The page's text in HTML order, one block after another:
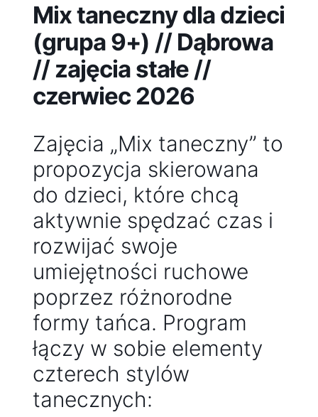
Mix taneczny dla dzieci
(grupa 9+) // Dąbrowa
// zajęcia stałe //
czerwiec 2026
Zajęcia „Mix taneczny” to
propozycja skierowana
do dzieci, które chcą
aktywnie spędzać czas i
rozwijać swoje
umiejętności ruchowe
poprzez różnorodne
formy tańca. Program
łączy w sobie elementy
czterech stylów
tanecznych: